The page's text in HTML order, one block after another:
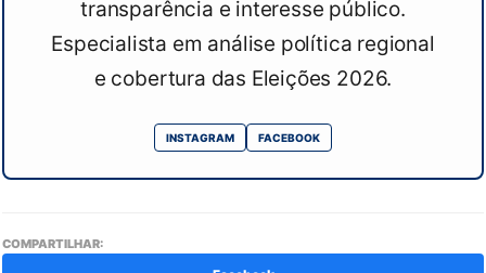
transparência e interesse público.
Especialista em análise política regional
e cobertura das Eleições 2026.
INSTAGRAM FACEBOOK
COMPARTILHAR: